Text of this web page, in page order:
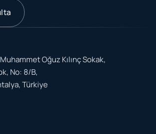
Oğuz Kılınç Sokak,
No: 8/B,
Türkiye